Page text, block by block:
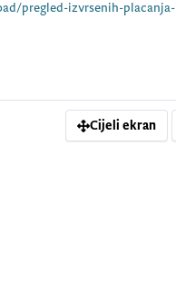
trezora-za-period-01.04-
Cijeli ekran